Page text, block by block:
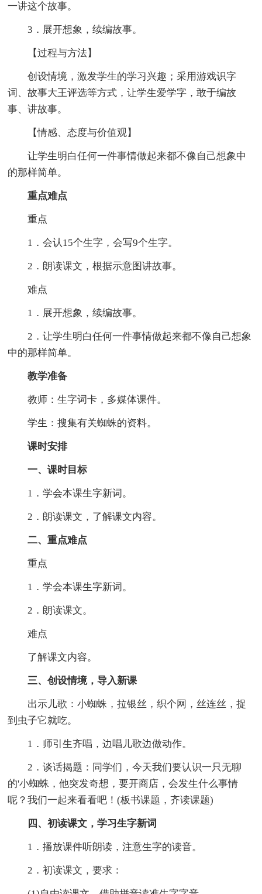
一讲这个故事。
3．展开想象，续编故事。
【过程与方法】
创设情境，激发学生的学习兴趣；采用游戏识字
词、故事大王评选等方式，让学生爱学字，敢于编故
事、讲故事。
【情感、态度与价值观】
让学生明白任何一件事情做起来都不像自己想象中
的那样简单。
重点难点
重点
1．会认15个生字，会写9个生字。
2．朗读课文，根据示意图讲故事。
难点
1．展开想象，续编故事。
2．让学生明白任何一件事情做起来都不像自己想象
中的那样简单。
教学准备
教师：生字词卡，多媒体课件。
学生：搜集有关蜘蛛的资料。
课时安排
一、课时目标
1．学会本课生字新词。
2．朗读课文，了解课文内容。
二、重点难点
重点
1．学会本课生字新词。
2．朗读课文。
难点
了解课文内容。
三、创设情境，导入新课
出示儿歌：小蜘蛛，拉银丝，织个网，丝连丝，捉
到虫子它就吃。
1．师引生齐唱，边唱儿歌边做动作。
2．谈话揭题：同学们，今天我们要认识一只无聊
的'小蜘蛛，他突发奇想，要开商店，会发生什么事情
呢？我们一起来看看吧！(板书课题，齐读课题)
四、初读课文，学习生字新词
1．播放课件听朗读，注意生字的读音。
2．初读课文，要求：